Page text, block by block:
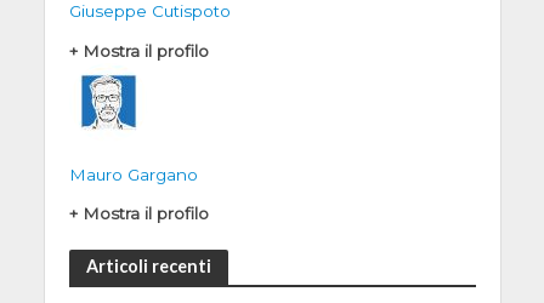
Giuseppe Cutispoto
+ Mostra il profilo
Mauro Gargano
+ Mostra il profilo
Articoli recenti